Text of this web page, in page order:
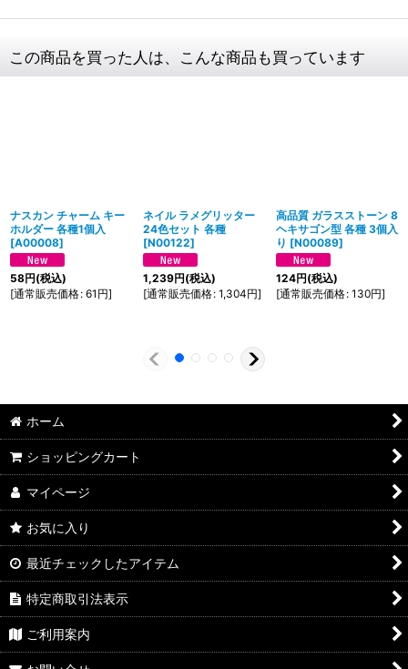
この商品を買った人は、こんな商品も買っています
ナスカン チャーム キー
ホルダー 各種1個入
[A00008]
58円(税込)
[通常販売価格: 61 円]
ネイル ラメグリッター
24色セット 各種
[N00122]
1,239円(税込)
[通常販売価格: 1,304円]
高品質 ガラスストーン 8
ヘキサゴン型 各種 3個入
り [N00089]
124円(税込)
[通常販売価格: 130円]
ホーム
ショッピングカート
マイページ
お気に入り
最近チェックしたアイテム
特定商取引法表示
ご利用案内